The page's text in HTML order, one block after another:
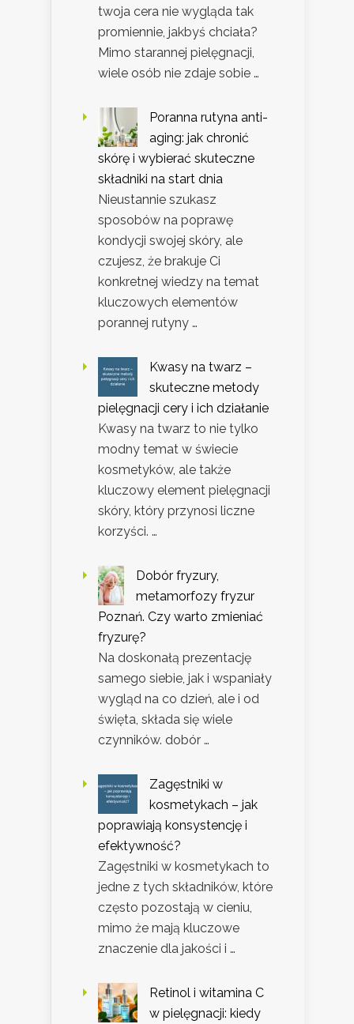
twoja cera nie wygląda tak
promiennie, jakbyś chciała?
Mimo starannej pielęgnacji,
wiele osób nie zdaje sobie …
Poranna rutyna anti-
aging: jak chronić
skórę i wybierać skuteczne
składniki na start dnia
Nieustannie szukasz
sposobów na poprawę
kondycji swojej skóry, ale
czujesz, że brakuje Ci
konkretnej wiedzy na temat
kluczowych elementów
porannej rutyny …
Kwasy na twarz –
skuteczne metody
pielęgnacji cery i ich działanie
Kwasy na twarz to nie tylko
modny temat w świecie
kosmetyków, ale także
kluczowy element pielęgnacji
skóry, który przynosi liczne
korzyści. …
Dobór fryzury,
metamorfozy fryzur
Poznań. Czy warto zmieniać
fryzurę?
Na doskonałą prezentację
samego siebie, jak i wspaniały
wygląd na co dzień, ale i od
święta, składa się wiele
czynników. dobór …
Zagęstniki w
kosmetykach – jak
poprawiają konsystencję i
efektywność?
Zagęstniki w kosmetykach to
jedne z tych składników, które
często pozostają w cieniu,
mimo że mają kluczowe
znaczenie dla jakości i …
Retinol i witamina C
w pielęgnacji: kiedy